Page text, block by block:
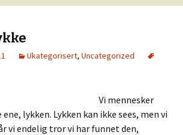
Ukategorisert, Uncategorized
Vi mennesker
lykken. Lykken kan ikke sees, men vi
vi endelig tror vi har funnet den,